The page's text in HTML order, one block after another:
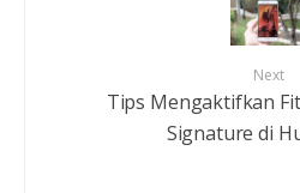
Next
Tips Mengaktifkan
Signature di